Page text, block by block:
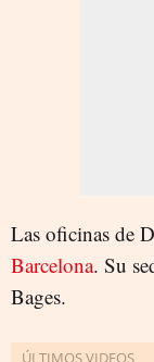
Las oficinas de
Barcelona. Su
Bages.